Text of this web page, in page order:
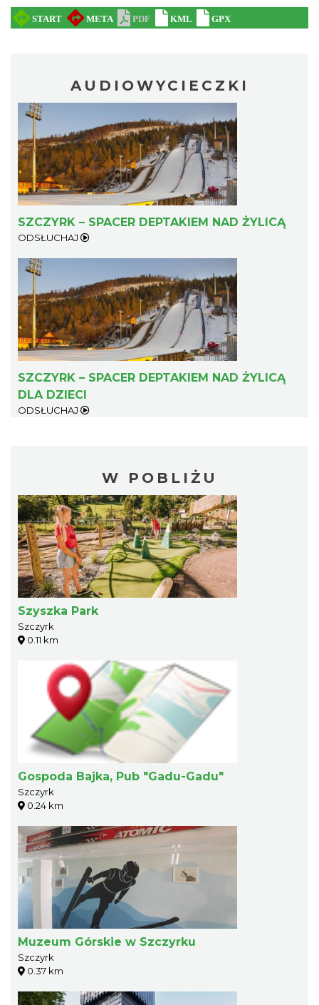
AUDIOWYCIECZKI
SZCZYRK – SPACER DEPTAKIEM NAD ŻYLICĄ
ODSŁUCHAJ
SZCZYRK – SPACER DEPTAKIEM NAD ŻYLICĄ
DLA DZIECI
ODSŁUCHAJ
W POBLIŻU
Szyszka Park
Szczyrk
0.11 km
Gospoda Bajka, Pub "Gadu-Gadu"
Szczyrk
0.24 km
Muzeum Górskie w Szczyrku
Szczyrk
0.37 km